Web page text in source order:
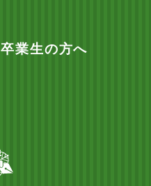
卒業生の方へ